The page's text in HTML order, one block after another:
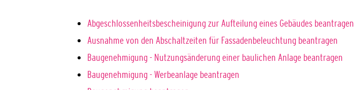
Abgeschlossenheitsbescheinigung zur Aufteilung eines Gebäudes beantragen
Ausnahme von den Abschaltzeiten für Fassadenbeleuchtung beantragen
Baugenehmigung - Nutzungsänderung einer baulichen Anlage beantragen
Baugenehmigung - Werbeanlage beantragen